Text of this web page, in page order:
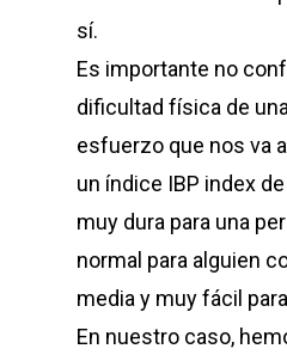
sí.
Es importante no
dificultad física de
esfuerzo que nos va
un índice IBP index
muy dura para una
normal para alguien
media y muy fácil
En nuestro caso,